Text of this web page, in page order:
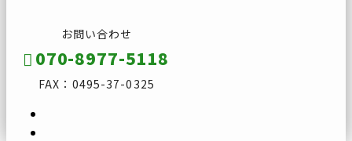
お問い合わせ
070-8977-5118
FAX：0495-37-0325